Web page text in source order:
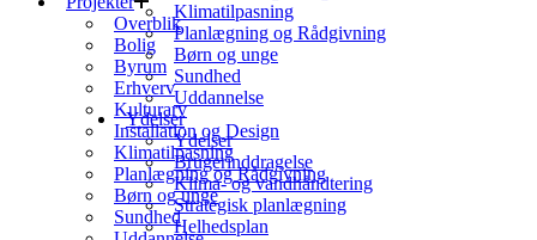
Klimatilpasning
Planlægning og Rådgivning
Børn og unge
Sundhed
Uddannelse
Ydelser
Ydelser
Brugerinddragelse
Klima- og vandhåndtering
Strategisk planlægning
Helhedsplan
Overblik
Bolig
Byrum
Erhverv
Kulturarv
Installation og Design
Klimatilpasning
Planlægning og Rådgivning
Børn og unge
Sundhed